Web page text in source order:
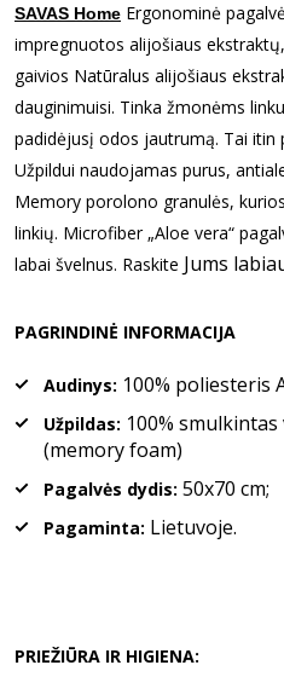
SAVAS Home Ergonominė
impregnuotos alijošiaus
gaivios Natūralus alijošiaus
dauginimuisi. Tinka žmonėms
padidėjusį odos jautrumą. Tai itin
Užpildui naudojamas purus,
Memory porolono granulės,
linkių. Microfiber „Aloe vera“
labai švelnus. Raskite Jums
PAGRINDINĖ INFORMACIJA
Audinys: 100% poliesteris
Užpildas: 100%
(memory foam)
Pagalvės dydis: 50x70 cm;
Pagaminta: Lietuvoje.
PRIEŽIŪRA IR HIGIENA: